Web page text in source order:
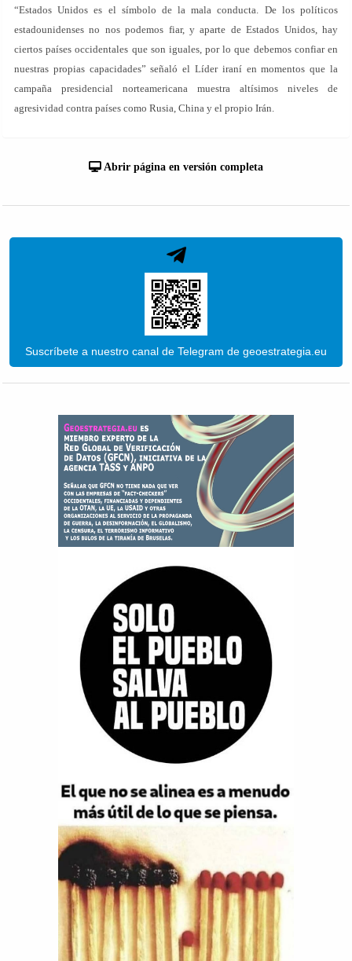
“Estados Unidos es el símbolo de la mala conducta. De los políticos
estadounidenses no nos podemos fiar, y aparte de Estados Unidos, hay
ciertos países occidentales que son iguales, por lo que debemos confiar en
nuestras propias capacidades” señaló el Líder iraní en momentos que la
campaña presidencial norteamericana muestra altísimos niveles de
agresividad contra países como Rusia, China y el propio Irán.
Abrir página en versión completa
Suscríbete a nuestro canal de Telegram de geoestrategia.eu